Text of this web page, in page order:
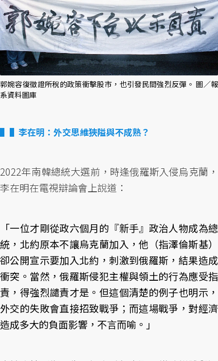
郭婉容復徵證所稅的政策衝擊股市，也引發民間強烈反彈。 圖／報
系資料圖庫
▌李在明：外交思維狹隘與不成熟？
2022年南韓總統大選前，時逢俄羅斯入侵烏克蘭，
李在明在電視辯論會上說道：
「一位才剛從政六個月的『新手』政治人物成為總
統，北約原本不讓烏克蘭加入，他（指澤倫斯基）
卻公開宣示要加入北約，刺激到俄羅斯，結果造成
衝突。當然，俄羅斯侵犯主權與領土的行為應受指
責，得強烈譴責才是。但這個清楚的例子也明示，
外交的失敗會直接招致戰爭；而這場戰爭，對經濟
造成多大的負面影響，不言而喻。」